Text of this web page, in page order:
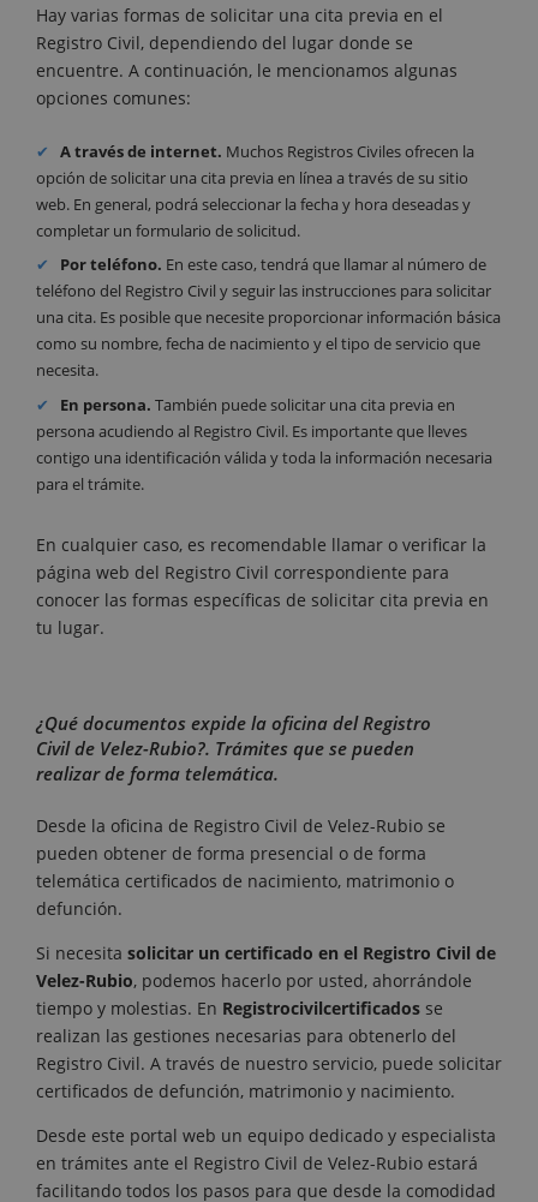
Hay varias formas de solicitar una cita previa en el
Registro Civil, dependiendo del lugar donde se
encuentre. A continuación, le mencionamos algunas
opciones comunes:
A través de internet. Muchos Registros Civiles ofrecen la
opción de solicitar una cita previa en línea a través de su sitio
web. En general, podrá seleccionar la fecha y hora deseadas y
completar un formulario de solicitud.
Por teléfono. En este caso, tendrá que llamar al número de
teléfono del Registro Civil y seguir las instrucciones para solicitar
una cita. Es posible que necesite proporcionar información básica
como su nombre, fecha de nacimiento y el tipo de servicio que
necesita.
En persona. También puede solicitar una cita previa en
persona acudiendo al Registro Civil. Es importante que lleves
contigo una identificación válida y toda la información necesaria
para el trámite.
En cualquier caso, es recomendable llamar o verificar la
página web del Registro Civil correspondiente para
conocer las formas específicas de solicitar cita previa en
tu lugar.
¿Qué documentos expide la oficina del Registro
Civil de Velez-Rubio?. Trámites que se pueden
realizar de forma telemática.
Desde la oficina de Registro Civil de Velez-Rubio se
pueden obtener de forma presencial o de forma
telemática certificados de nacimiento, matrimonio o
defunción.
Si necesita solicitar un certificado en el Registro Civil de
Velez-Rubio, podemos hacerlo por usted, ahorrándole
tiempo y molestias. En Registrocivilcertificados se
realizan las gestiones necesarias para obtenerlo del
Registro Civil. A través de nuestro servicio, puede solicitar
certificados de defunción, matrimonio y nacimiento.
Desde este portal web un equipo dedicado y especialista
en trámites ante el Registro Civil de Velez-Rubio estará
facilitando todos los pasos para que desde la comodidad